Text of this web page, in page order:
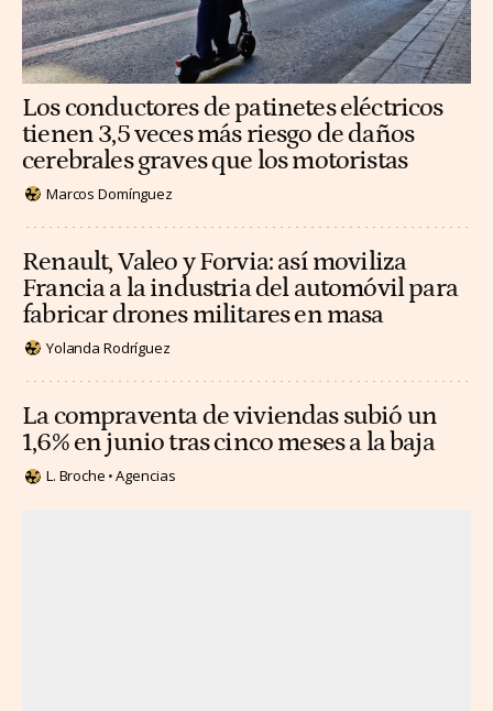
Los conductores de patinetes eléctricos
tienen 3,5 veces más riesgo de daños
cerebrales graves que los motoristas
Marcos Domínguez
Renault, Valeo y Forvia: así moviliza
Francia a la industria del automóvil para
fabricar drones militares en masa
Yolanda Rodríguez
La compraventa de viviendas subió un
1,6% en junio tras cinco meses a la baja
L. Broche Agencias